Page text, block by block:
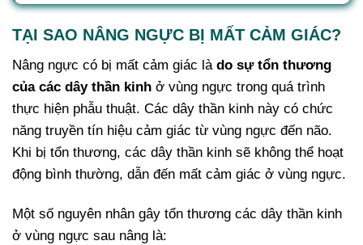
TẠI SAO NÂNG NGỰC BỊ MẤT CẢM GIÁC?
Nâng ngực có bị mất cảm giác là do sự tổn thương
của các dây thần kinh ở vùng ngực trong quá trình
thực hiện phẫu thuật. Các dây thần kinh này có chức
năng truyền tín hiệu cảm giác từ vùng ngực đến não.
Khi bị tổn thương, các dây thần kinh sẽ không thể hoạt
động bình thường, dẫn đến mất cảm giác ở vùng ngực.
Một số nguyên nhân gây tổn thương các dây thần kinh
ở vùng ngực sau nâng là: